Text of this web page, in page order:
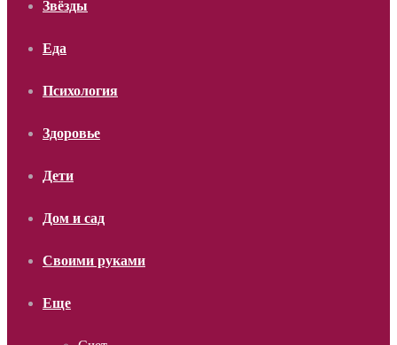
Звёзды
Еда
Психология
Здоровье
Дети
Дом и сад
Своими руками
Еще